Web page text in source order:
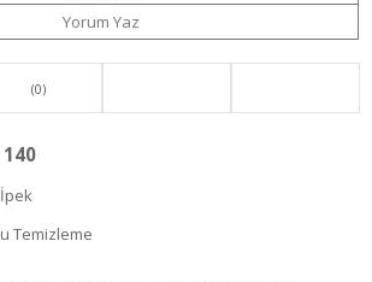
Yorum Yaz
(0)
Temizleme